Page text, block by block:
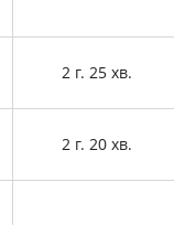
2 г. 25 хв.
2 г. 20 хв.